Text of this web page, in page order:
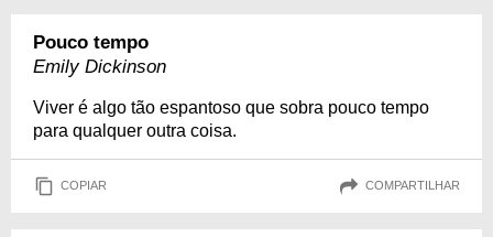
Pouco tempo
Emily Dickinson
Viver é algo tão espantoso que sobra pouco tempo
para qualquer outra coisa.
COPIAR COMPARTILHAR